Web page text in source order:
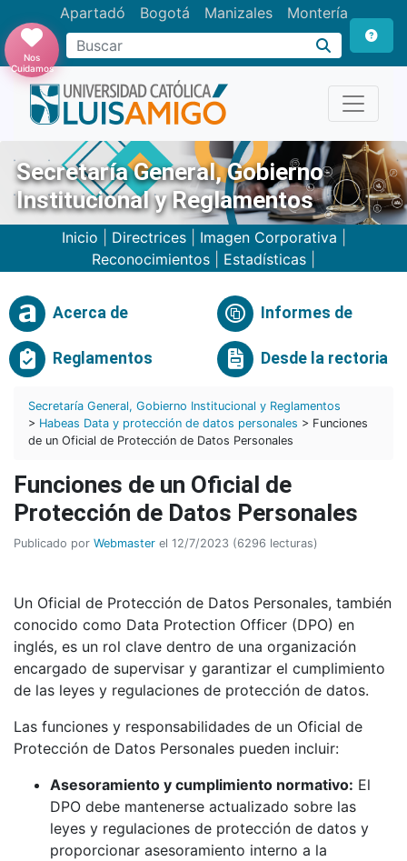
Apartadó Bogotá Manizales Montería
Buscar
Nos
Cuidamos
Secretaría General, Gobierno
Institucional y Reglamentos
Inicio Directrices| Imagen Corporativa
Reconocimientos
Estadísticas
Acerca de Informes de
Reglamentos Desde la rectoria
Secretaría General, Gobierno Institucional y Reglamentos
> Habeas Data y protección de datos personales > Funciones
de un Oficial de Protección de Datos Personales
Funciones de un Oficial de
Protección de Datos Personales
Publicado por Webmaster el 12/7/2023 (6296 lecturas)
Un Oficial de Protección de Datos Personales, también
conocido como Data Protection Officer (DPO) en
inglés, es un rol clave dentro de una organización
encargado de supervisar y garantizar el cumplimiento
de las leyes y regulaciones de protección de datos.
Las funciones y responsabilidades de un Oficial de
Protección de Datos Personales pueden incluir:
Asesoramiento y cumplimiento normativo: El
DPO debe mantenerse actualizado sobre las
leyes y regulaciones de protección de datos y
proporcionar asesoramiento interno a la